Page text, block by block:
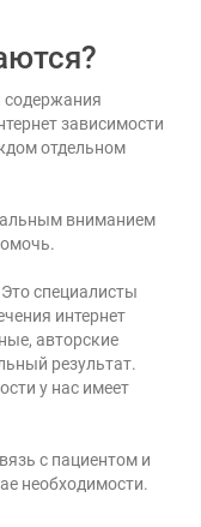
содержания
зависимости
отдельном
вниманием
специалисты
интернет
авторские
результат.
у нас имеет
с пациентом и
необходимости.